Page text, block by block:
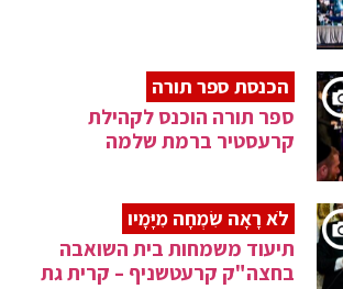
הכנסת ספר תורה
ספר תורה הוכנס לקהילת
קרעסטיר ברמת שלמה
לֹא רָאָה שִׂמְחָה מִיָּמָיו
תיעוד משמחות בית השואבה
בחצה"ק קרעטשניף – קרית גת